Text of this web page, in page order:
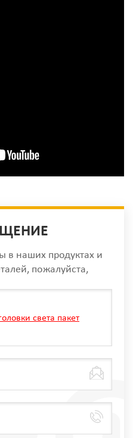
в наших продуктах и
пожалуйста,
света пакет